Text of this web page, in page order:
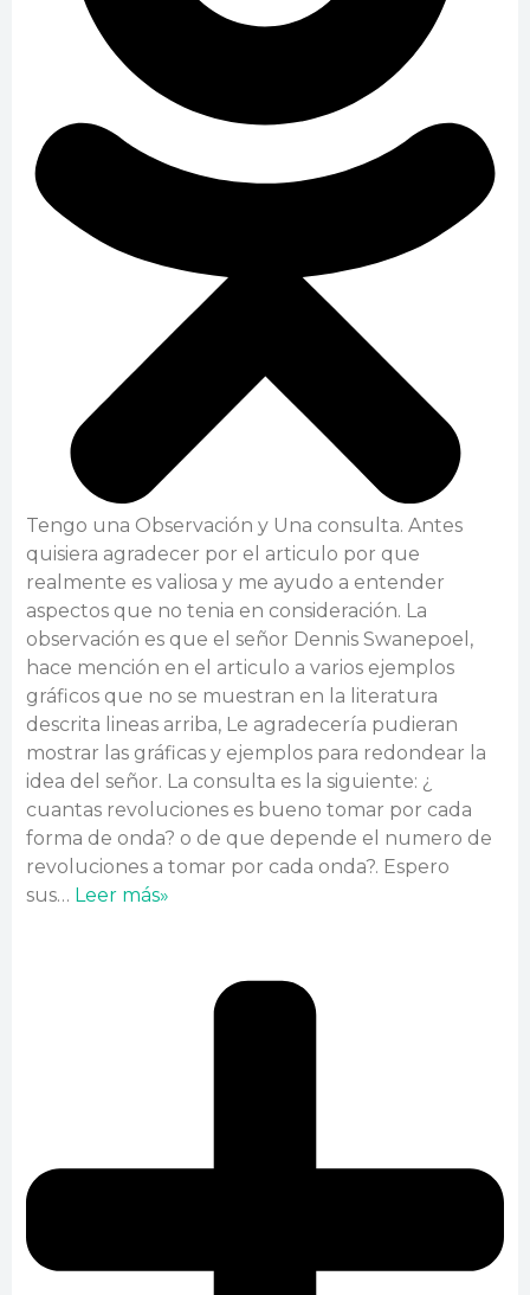
Tengo una Observación y Una consulta. Antes
quisiera agradecer por el articulo por que
realmente es valiosa y me ayudo a entender
aspectos que no tenia en consideración. La
observación es que el señor Dennis Swanepoel,
hace mención en el articulo a varios ejemplos
gráficos que no se muestran en la literatura
descrita lineas arriba, Le agradecería pudieran
mostrar las gráficas y ejemplos para redondear la
idea del señor. La consulta es la siguiente: ¿
cuantas revoluciones es bueno tomar por cada
forma de onda? o de que depende el numero de
revoluciones a tomar por cada onda?. Espero
sus… Leer más»